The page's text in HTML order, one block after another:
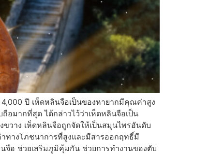
ปี เห็ดหลินจือเป็นของหายากมีคุณค่าสูง
อมากที่สุด ได้กล่าวไว้ว่าเห็ดหลินจือเป็น
ขวาง เห็ดหลินจือถูกจัดให้เป็นสมุนไพรอันดับ
ทางโภชนาการที่สูงและมีสารออกฤทธิ์มี
อ ช่วยเสริมภูมิคุ้มกัน ช่วยการทำงานของตับ